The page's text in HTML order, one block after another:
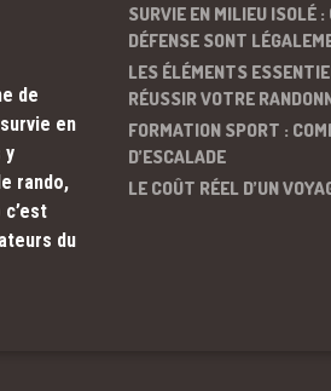
de
en
y
rando,
du
SURVIE EN MILIEU ISOLÉ
DÉFENSE SONT
LES ÉLÉMENTS
RÉUSSIR VOTRE
FORMATION SPORT :
D’ESCALADE
LE COÛT RÉEL D’UN